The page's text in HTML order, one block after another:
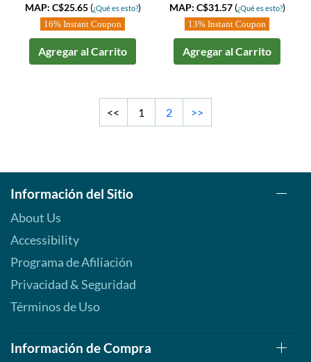
MAP: C$25.65 (¿Qué es esto?)
16% Instant Coupon
Agregar al Carrito
MAP: C$31.57 (¿Qué es esto?)
13% Instant Coupon
Agregar al Carrito
<< 1 2 >>
Información del Sitio
About Us
Accessibility
Programa de Afiliación
Privacidad & Seguridad
Términos de Uso
Información de Compra